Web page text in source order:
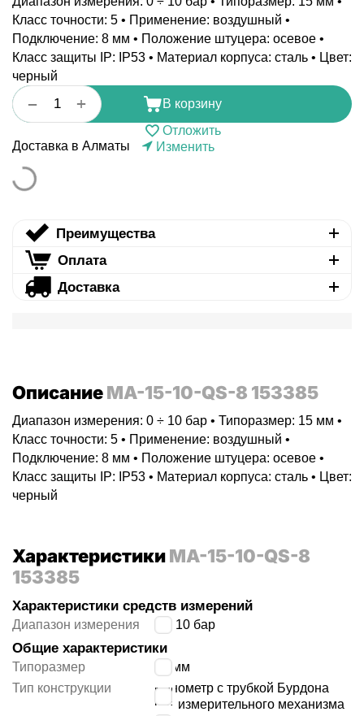
Класс точности: 5 • Применение: воздушный •
Подключение: 8 мм • Положение штуцера: осевое •
Класс защиты IP: IP53 • Материал корпуса: сталь • Цвет:
черный
+
−
В корзину
Отложить
Доставка в Алматы
Изменить
Преимущества
Оплата
Доставка
ОписаниеMA-15-10-QS-8 153385
Диапазон измерения: 0 ÷ 10 бар • Типоразмер: 15 мм •
Класс точности: 5 • Применение: воздушный •
Подключение: 8 мм • Положение штуцера: осевое •
Класс защиты IP: IP53 • Материал корпуса: сталь • Цвет:
черный
ХарактеристикиMA-15-10-QS-8
153385
Характеристики средств измерений
Диапазон измерения 0 ÷ 10 бар
Общие характеристики
Типоразмер
15 мм
Тип конструкции
манометр с трубкой Бурдона
без измерительного механизма